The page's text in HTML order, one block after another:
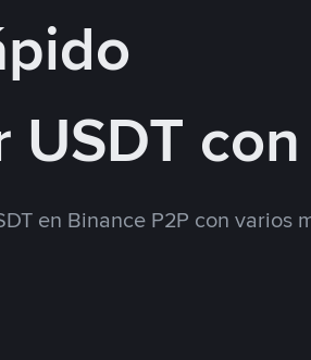
USDT
en Binance P2P con varios